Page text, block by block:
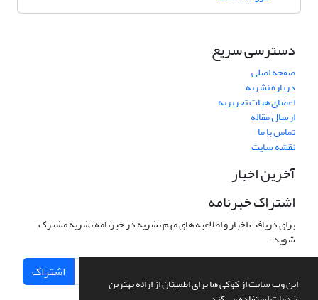
این وب سایت از کوکی ها برای اطمینان از ارائه بهترین
دسترسی سریع
صفحه اصلی
درباره نشریه
اعضای هیات تحریریه
ارسال مقاله
تماس با ما
نقشه سایت
آخرین اخبار
اشتراک خبرنامه
برای دریافت اخبار و اطلاعیه های مهم نشریه در خبرنامه نشریه مشترک
شوید.
اشتراک